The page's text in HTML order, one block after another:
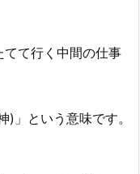
て行く中間の仕事
」という意味です。